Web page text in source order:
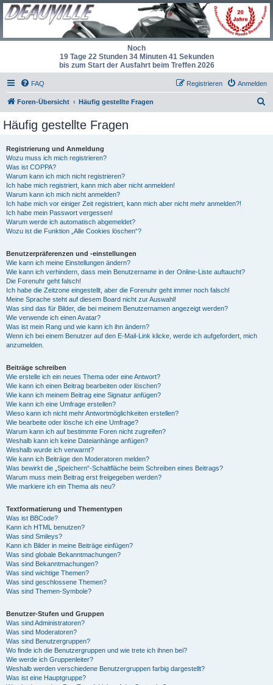
Noch
19 Tage 22 Stunden 34 Minuten 40 Sekunden
bis zum Start der Ausfahrt beim Treffen 2026
FAQ Anmelden
Registrieren
Foren-Übersicht Häufig gestellte Fragen
Häufig gestellte Fragen
Registrierung und Anmeldung
Wozu muss ich mich registrieren?
Was ist COPPA?
Warum kann ich mich nicht registrieren?
Ich habe mich registriert, kann mich aber nicht anmelden!
Warum kann ich mich nicht anmelden?
Ich habe mich vor einiger Zeit registriert, kann mich aber nicht mehr anmelden?!
Ich habe mein Passwort vergessen!
Warum werde ich automatisch abgemeldet?
Wozu ist die Funktion „Alle Cookies löschen“?
Benutzerpräferenzen und -einstellungen
Wie kann ich meine Einstellungen ändern?
Wie kann ich verhindern, dass mein Benutzername in der Online-Liste auftaucht?
Die Forenuhr geht falsch!
Ich habe die Zeitzone eingestellt, aber die Forenuhr geht immer noch falsch!
Meine Sprache steht auf diesem Board nicht zur Auswahl!
Was sind das für Bilder, die bei meinem Benutzernamen angezeigt werden?
Wie verwende ich einen Avatar?
Was ist mein Rang und wie kann ich ihn ändern?
Wenn ich bei einem Benutzer auf den E-Mail-Link klicke, werde ich aufgefordert, mich
anzumelden.
Beiträge schreiben
Wie erstelle ich ein neues Thema oder eine Antwort?
Wie kann ich einen Beitrag bearbeiten oder löschen?
Wie kann ich meinem Beitrag eine Signatur anfügen?
Wie kann ich eine Umfrage erstellen?
Wieso kann ich nicht mehr Antwortmöglichkeiten erstellen?
Wie bearbeite oder lösche ich eine Umfrage?
Warum kann ich auf bestimmte Foren nicht zugreifen?
Weshalb kann ich keine Dateianhänge anfügen?
Weshalb wurde ich verwarnt?
Wie kann ich Beiträge den Moderatoren melden?
Was bewirkt die „Speichern“-Schaltfläche beim Schreiben eines Beitrags?
Warum muss mein Beitrag erst freigegeben werden?
Wie markiere ich ein Thema als neu?
Textformatierung und Thementypen
Was ist BBCode?
Kann ich HTML benutzen?
Was sind Smileys?
Kann ich Bilder in meine Beiträge einfügen?
Was sind globale Bekanntmachungen?
Was sind Bekanntmachungen?
Was sind wichtige Themen?
Was sind geschlossene Themen?
Was sind Themen-Symbole?
Benutzer-Stufen und Gruppen
Was sind Administratoren?
Was sind Moderatoren?
Was sind Benutzergruppen?
Wo finde ich die Benutzergruppen und wie trete ich ihnen bei?
Wie werde ich Gruppenleiter?
Weshalb werden verschiedene Benutzergruppen farbig dargestellt?
Was ist eine Hauptgruppe?